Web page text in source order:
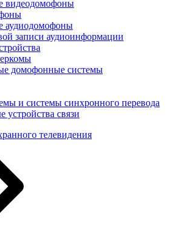
видеодомофоны
аудиодомофоны
записи аудиоинформации
домофонные системы
и системы синхронного перевода
устройства связи
телевидения